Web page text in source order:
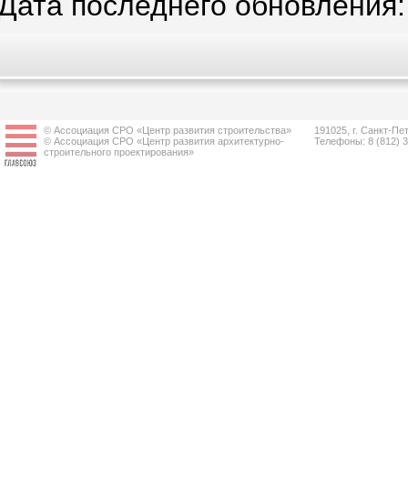
© Ассоциация СРО «Центр развития строительства»
© Ассоциация СРО «Центр развития архитектурно-
строительного проектирования»
191025, г. Санкт-
Телефоны: 8 (812)